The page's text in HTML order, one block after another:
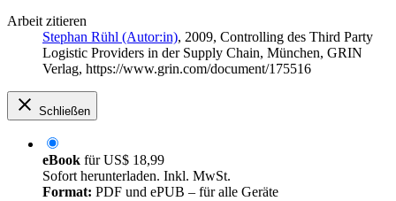
Arbeit zitieren
Stephan Rühl (Autor:in), 2009, Controlling des Third Party
Logistic Providers in der Supply Chain, München, GRIN
Verlag, https://www.grin.com/document/175516
Schließen
eBook fürUS$ 18,99
Sofort herunterladen. Inkl. MwSt.
Format: PDF und ePUB – für alle Geräte